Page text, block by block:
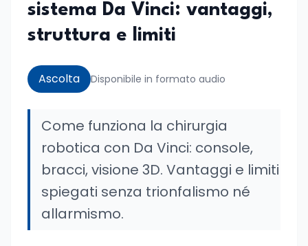
sistema Da Vinci: vantaggi,
struttura e limiti
Ascolta Disponibile in formato audio
Come funziona la chirurgia
robotica con Da Vinci: console,
bracci, visione 3D. Vantaggi e limiti
spiegati senza trionfalismo né
allarmismo.